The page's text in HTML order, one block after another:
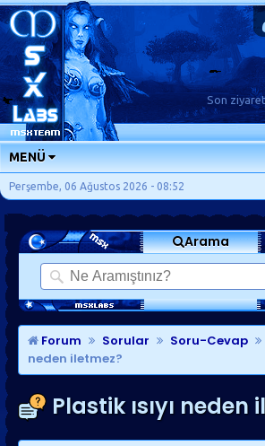
Son
MENÜ
ANA SAYFA
FORUMLAR
SORU-CEVAP
GÜNLÜKLER
SON MESAJLAR
KISAYOLLAR
Perşembe, 06 Ağustos 2026 - 08:52
Arama
Forum Sorular Soru-Cevap
neden iletmez?
Plastik ısıyı neden